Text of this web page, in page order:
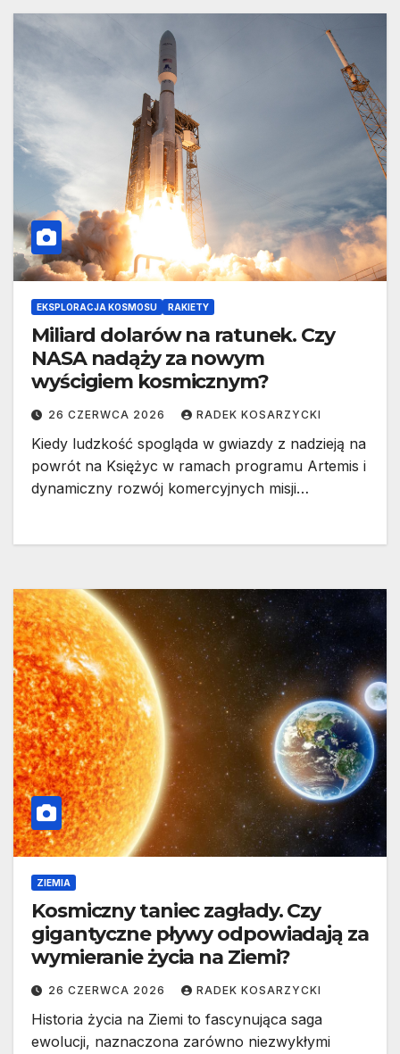
EKSPLORACJA KOSMOSU RAKIETY
Miliard dolarów na ratunek. Czy
NASA nadąży za nowym
wyścigiem kosmicznym?
26 CZERWCA 2026 RADEK KOSARZYCKI
Kiedy ludzkość spogląda w gwiazdy z nadzieją na
powrót na Księżyc w ramach programu Artemis i
dynamiczny rozwój komercyjnych misji…
ZIEMIA
Kosmiczny taniec zagłady. Czy
gigantyczne pływy odpowiadają za
wymieranie życia na Ziemi?
26 CZERWCA 2026 RADEK KOSARZYCKI
Historia życia na Ziemi to fascynująca saga
ewolucji, naznaczona zarówno niezwykłymi